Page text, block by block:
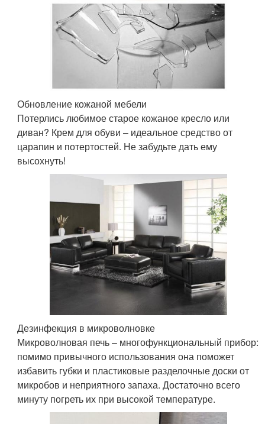
Обновление кожаной мебели
Потерлись любимое старое кожаное кресло или
диван? Крем для обуви – идеальное средство от
царапин и потертостей. Не забудьте дать ему
высохнуть!
Дезинфекция в микроволновке
Микроволновая печь – многофункциональный прибор:
помимо привычного использования она поможет
избавить губки и пластиковые разделочные доски от
микробов и неприятного запаха. Достаточно всего
минуту погреть их при высокой температуре.